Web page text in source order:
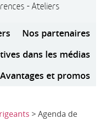
- Ateliers
Nos partenaires
dans les médias
Avantages et promos
> Agenda de